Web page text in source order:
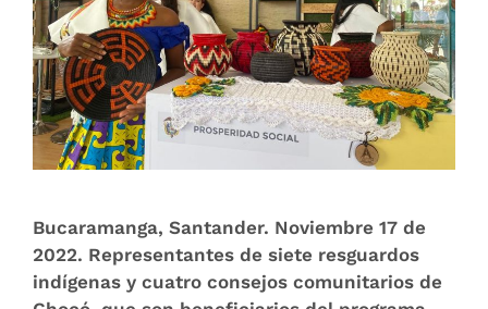
Bucaramanga, Santander. Noviembre 17 de
2022. Representantes de siete resguardos
indígenas y cuatro consejos comunitarios de